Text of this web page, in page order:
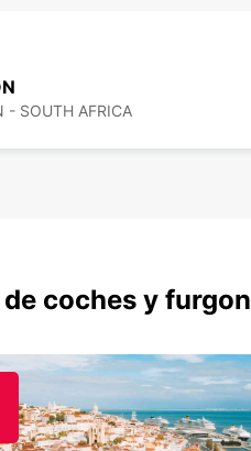
- SOUTH AFRICA
coches y